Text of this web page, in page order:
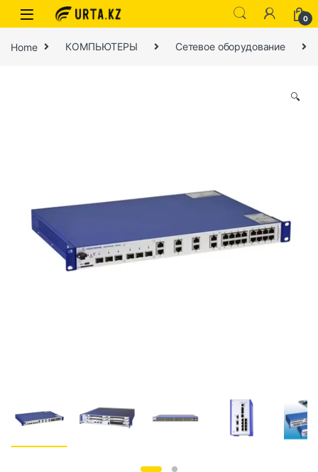
0
Home КОМПЬЮТЕРЫ Сетевое оборудование
🔍